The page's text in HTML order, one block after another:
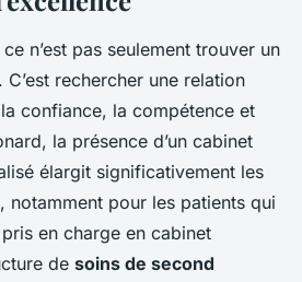
n’est pas seulement trouver un
C’est rechercher une relation
confiance, la compétence et
la présence d’un cabinet
élargit significativement les
notamment pour les patients qui
en charge en cabinet
de soins de second